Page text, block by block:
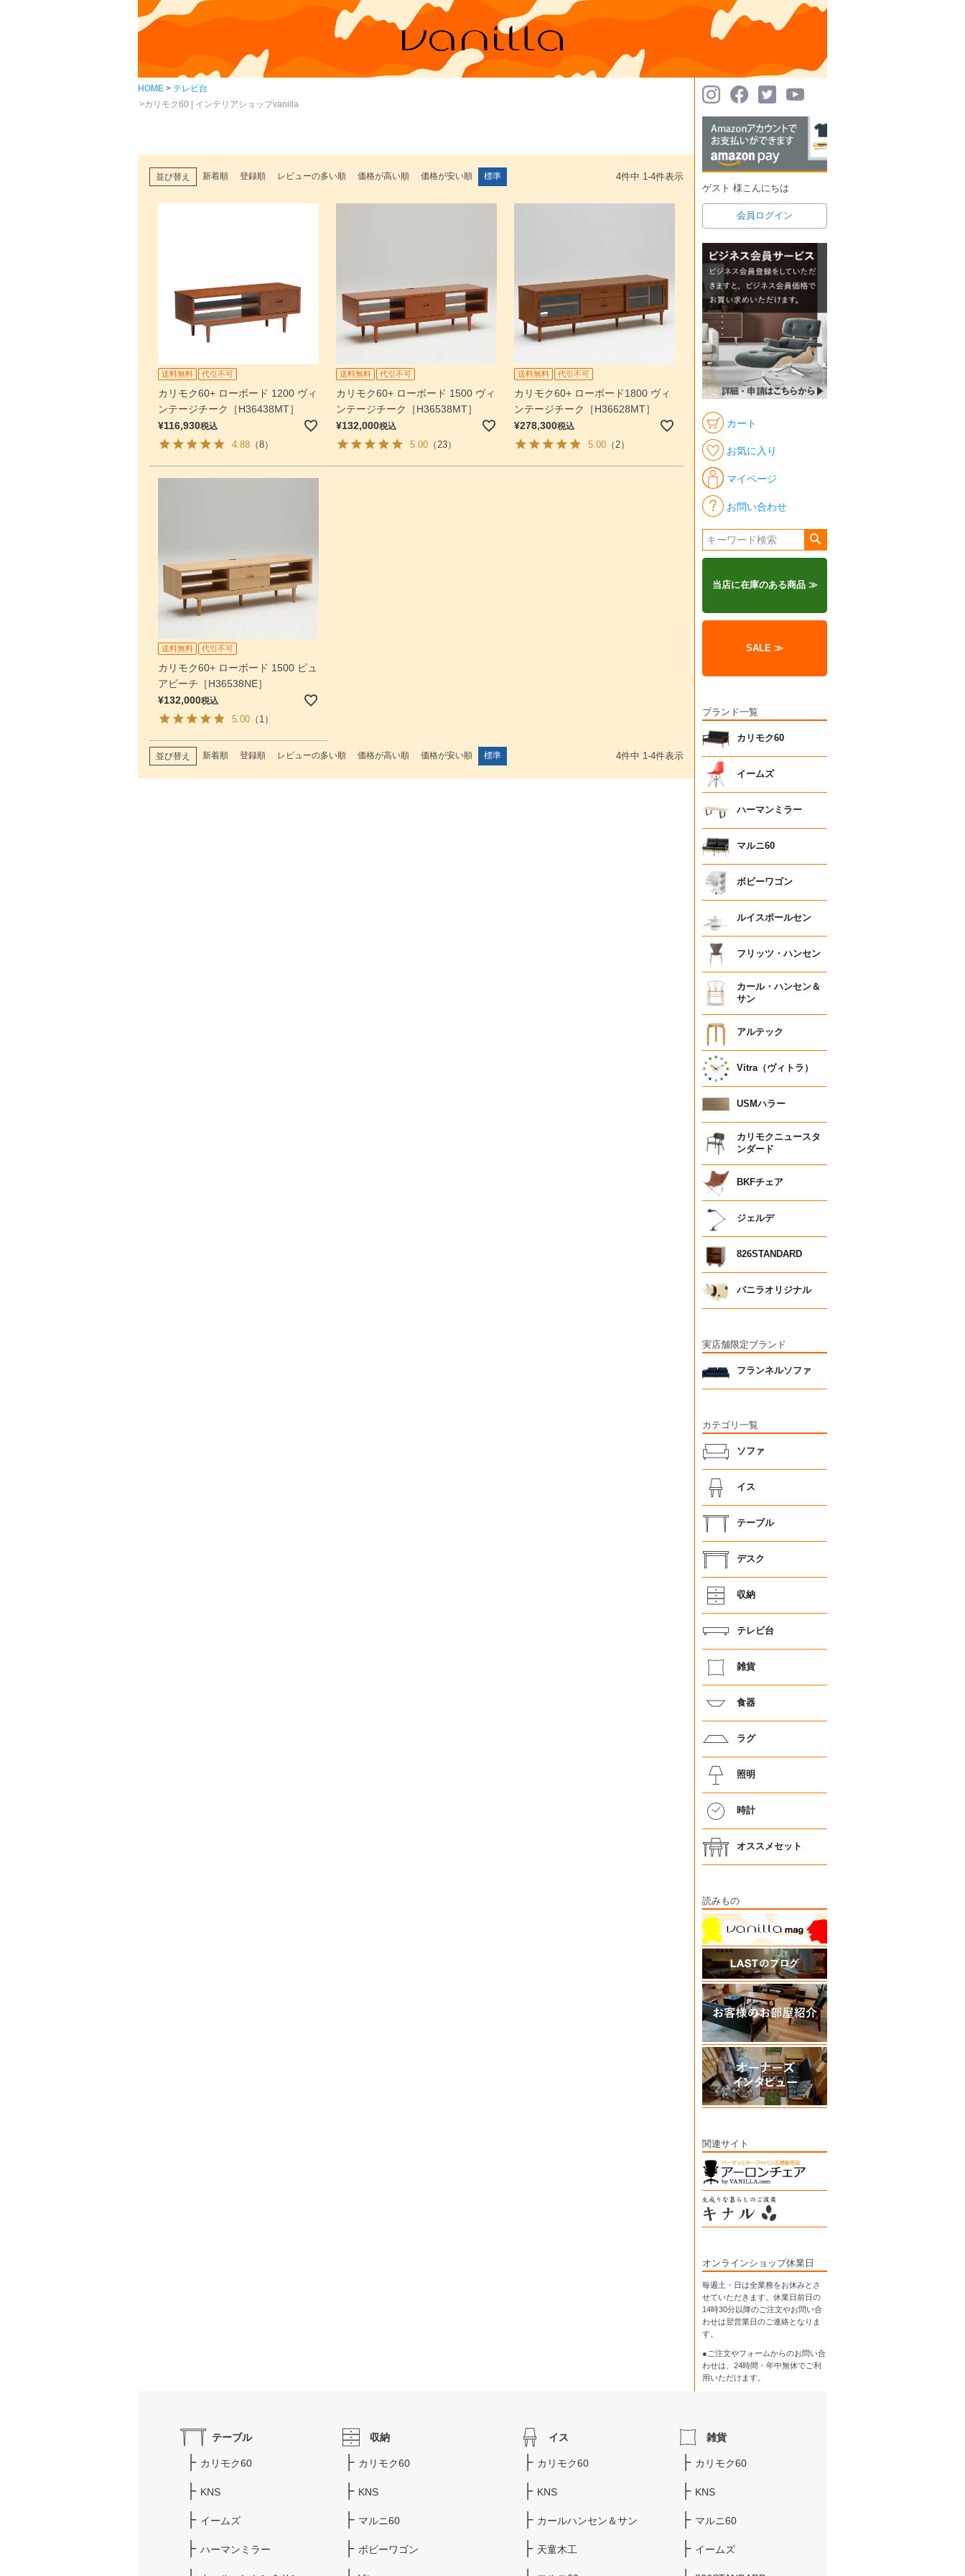
HOME
テレビ台
カリモク60 | インテリアショップvanilla
並び替え 新着順 登録順 レビューの多い順 価格が高い順 価格が安い順 標準 4件中 1-4件表示
送料無料 代引不可
カリモク60+ ローボード 1200 ヴィ
ンテージチーク［H36438MT］
¥116,930税込
4.88（8）
送料無料 代引不可
カリモク60+ ローボード 1500 ヴィ
ンテージチーク［H36538MT］
¥132,000税込
5.00（23）
送料無料 代引不可
カリモク60+ ローボード1800 ヴィ
ンテージチーク［H36628MT］
¥278,300税込
5.00（2）
送料無料 代引不可
カリモク60+ ローボード 1500 ピュ
アビーチ［H36538NE］
¥132,000税込
5.00（1）
並び替え 新着順 登録順 レビューの多い順 価格が高い順 価格が安い順 標準 4件中 1-4件表示
ゲスト 様こんにちは
会員ログイン
カート
お気に入り
マイページ
お問い合わせ
当店に在庫のある商品 ≫
SALE ≫
ブランド一覧
カリモク60
イームズ
ハーマンミラー
マルニ60
ボビーワゴン
ルイスポールセン
フリッツ・ハンセン
カール・ハンセン＆
サン
アルテック
Vitra（ヴィトラ）
USMハラー
カリモクニュースタ
ンダード
BKFチェア
ジェルデ
826STANDARD
バニラオリジナル
実店舗限定ブランド
フランネルソファ
カテゴリ一覧
ソファ
イス
テーブル
デスク
収納
テレビ台
雑貨
食器
ラグ
照明
時計
オススメセット
読みもの
関連サイト
オンラインショップ休業日
毎週土・日は全業務をお休みとさ
せていただきます。休業日前日の
14時30分以降のご注文やお問い合
わせは翌営業日のご連絡となりま
す。
●ご注文やフォームからのお問い合
わせは、 24時間・年中無休でご利
用いただけます。
テーブル
カリモク60
KNS
イームズ
ハーマンミラー
収納
カリモク60
KNS
マルニ60
ボビーワゴン
イス
カリモク60
KNS
カールハンセン＆サン
天童木工
雑貨
カリモク60
KNS
マルニ60
イームズ